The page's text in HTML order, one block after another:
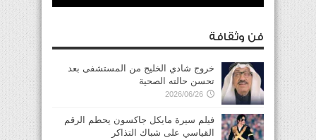
فن وثقافة
خروج شادي الخليج من المستشفى بعد
تحسن حالته الصحية
2026/06/26
فيلم سيرة مايكل جاكسون يحطم الرقم
القياسي على شباك التذاكر